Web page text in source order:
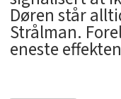
Døren står
Strålman.
eneste